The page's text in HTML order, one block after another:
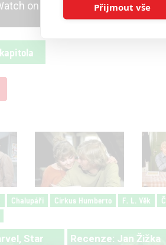
Chalupáři Cirkus Humberto F. L. Věk
Star
Recenze: Jan Žižka
Přijmout vše